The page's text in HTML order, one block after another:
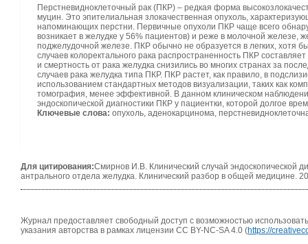
Перстневидноклеточный рак (ПКР) – редкая форма
муцин. Это эпителиальная злокачественная опухоль,
напоминающих перстни. Первичные опухоли ПКР чаще всего
возникает в желудке у 56% пациентов) и реже в молочной железе,
поджелудочной железе. ПКР обычно не образуется в легких, хотя
случаев колоректального рака распространенность ПКР
и смертность от рака желудка снизились во многих странах за
случаев рака желудка типа ПКР. ПКР растет, как правило, в
использованием стандартных методов визуализации, таких как
томография, менее эффективной. В данном клиническом
эндоскопической диагностики ПКР у пациентки, которой долгое
Ключевые слова: опухоль, аденокарцинома,
Для цитирования:Смирнов И.В. Клинический случай эндоскопической
антрального отдела желудка. Клинический разбор в общей медицине.
Журнал предоставляет свободный доступ с возможностью
указания авторства в рамках лицензии CC BY-NC-SA 4.0 (https://